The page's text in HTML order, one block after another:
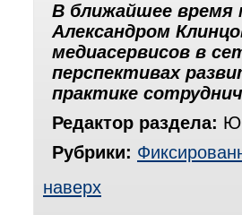
В ближайшее время
Александром
медиасервисов в
перспективах
практике
Редактор раздела:
Рубрики:
наверх